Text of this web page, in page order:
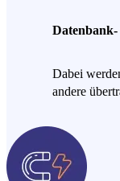
Dabei
andere